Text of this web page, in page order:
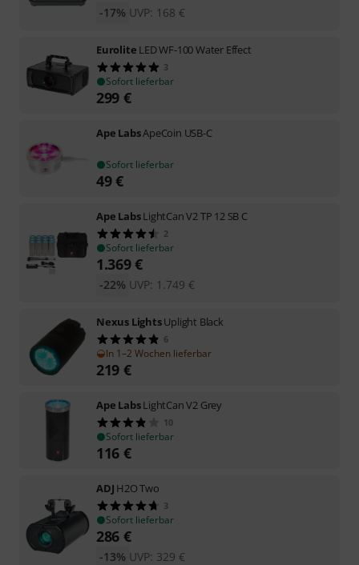
UVP: 168 €
-17%
Eurolite LED WF-100 Water Effect
3
Sofort lieferbar
299 €
Ape LabsApeCoin USB-C
Sofort lieferbar
49€
Ape LabsLightCan V2 TP 12 SB C
2
Sofort lieferbar
1.369€
UVP: 1.749 €
-22%
Nexus LightsUplight Black
6
In 1–2 Wochen lieferbar
219 €
Ape LabsLightCan V2 Grey
10
Sofort lieferbar
116 €
ADJ H2O Two
3
Sofort lieferbar
286 €
UVP: 329 €
-13%